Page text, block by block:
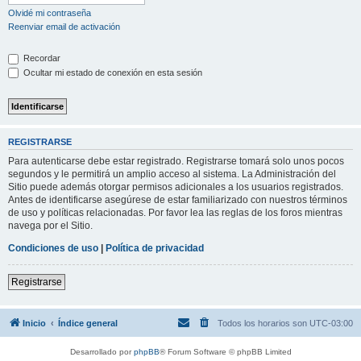
Olvidé mi contraseña
Reenviar email de activación
Recordar
Ocultar mi estado de conexión en esta sesión
REGISTRARSE
Para autenticarse debe estar registrado. Registrarse tomará solo unos pocos
segundos y le permitirá un amplio acceso al sistema. La Administración del
Sitio puede además otorgar permisos adicionales a los usuarios registrados.
Antes de identificarse asegúrese de estar familiarizado con nuestros términos
de uso y políticas relacionadas. Por favor lea las reglas de los foros mientras
navega por el Sitio.
Condiciones de uso | Política de privacidad
Registrarse
Inicio Índice general Todos los horarios son UTC-03:00
Desarrollado porphpBB® Forum Software © phpBB Limited